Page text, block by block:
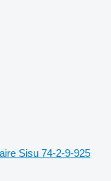
Sisu 74-2-9-925